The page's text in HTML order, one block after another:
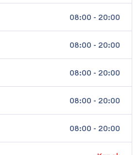
08:00 - 20:00
08:00 - 20:00
08:00 - 20:00
08:00 - 20:00
08:00 - 20:00